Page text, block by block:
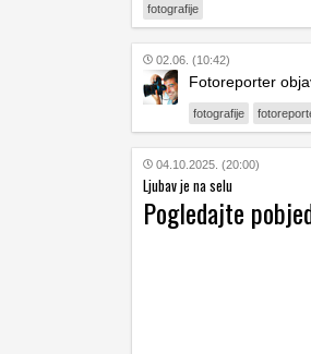
fotografije
02.06. (10:42)
Fotoreporter
fotografije
04.10.2025. (20:00)
Ljubav je na selu
Pogledajte